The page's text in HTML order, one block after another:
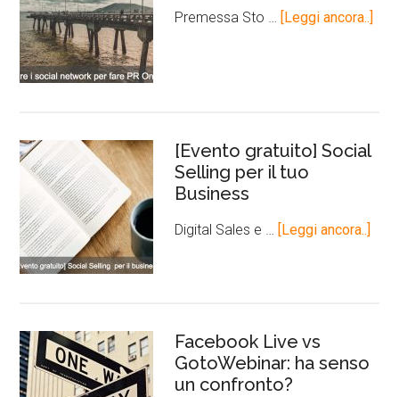
Premessa Sto … [Leggi ancora..]
[Evento gratuito] Social
Selling per il tuo
Business
Digital Sales e … [Leggi ancora..]
Facebook Live vs
GotoWebinar: ha senso
un confronto?